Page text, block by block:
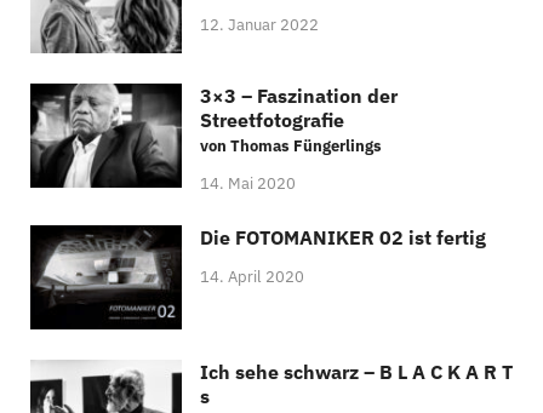
12. Januar 2022
3×3 – Faszination der
Streetfotografie
von Thomas Füngerlings
14. Mai 2020
Die FOTOMANIKER 02 ist fertig
14. April 2020
Ich sehe schwarz – B L A C K A R T
s